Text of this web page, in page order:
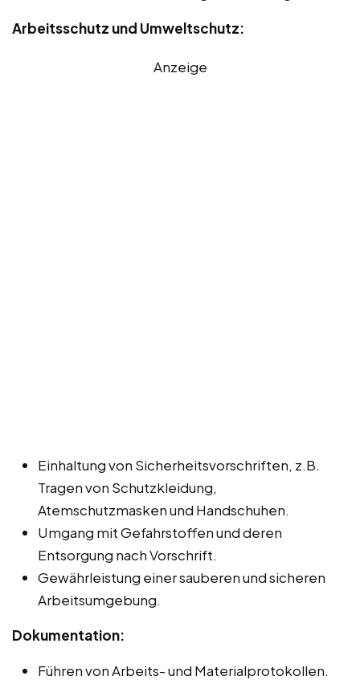
Arbeitsschutz und Umweltschutz:
Anzeige
Einhaltung von Sicherheitsvorschriften, z.B.
Tragen von Schutzkleidung,
Atemschutzmasken und Handschuhen.
Umgang mit Gefahrstoffen und deren
Entsorgung nach Vorschrift.
Gewährleistung einer sauberen und sicheren
Arbeitsumgebung.
Dokumentation:
Führen von Arbeits- und Materialprotokollen.